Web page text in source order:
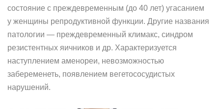
состояние с преждевременным (до 40 лет) угасанием
у женщины репродуктивной функции. Другие названия
патологии — преждевременный климакс, синдром
резистентных яичников и др. Характеризуется
наступлением аменореи, невозможностью
забеременеть, появлением вегетососудистых
нарушений.